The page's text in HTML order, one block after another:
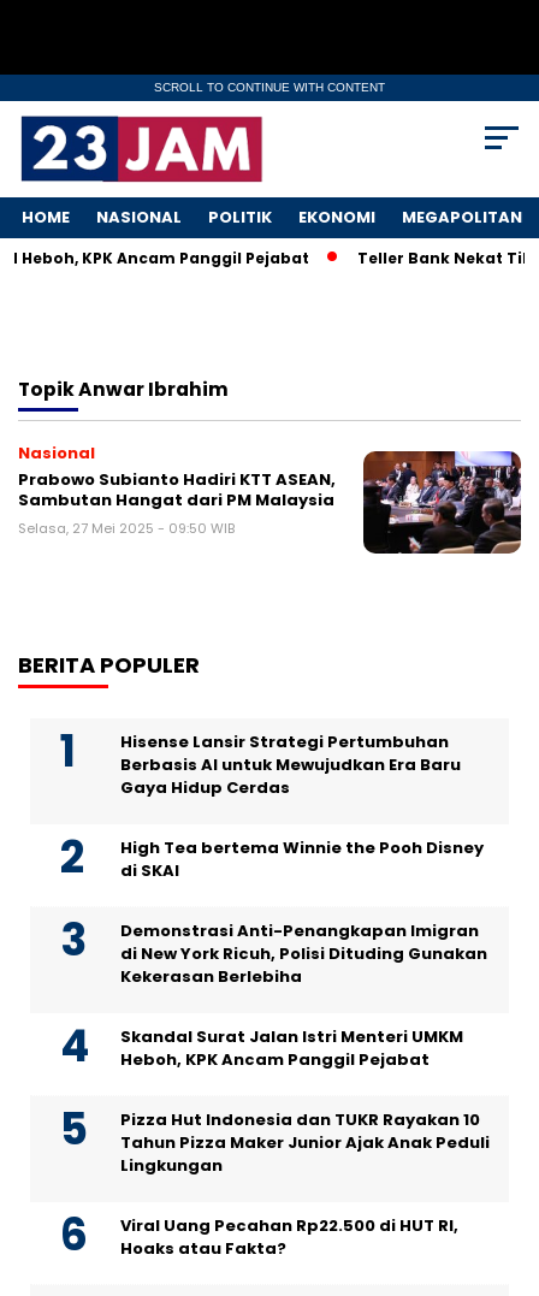
SCROLL TO CONTINUE WITH CONTENT
HOME NASIONAL POLITIK EKONOMI MEGAPOLITAN
Heboh, KPK Ancam Panggil Pejabat Teller Bank Nekat
TopikAnwar Ibrahim
Nasional
Prabowo Subianto Hadiri KTT ASEAN,
Sambutan Hangat dari PM Malaysia
Selasa, 27 Mei 2025 - 09:50 WIB
BERITA POPULER
Hisense Lansir Strategi Pertumbuhan
Berbasis AI untuk Mewujudkan Era Baru
Gaya Hidup Cerdas
High Tea bertema Winnie the Pooh Disney
di SKAI
Demonstrasi Anti-Penangkapan Imigran
di New York Ricuh, Polisi Dituding Gunakan
Kekerasan Berlebiha
Skandal Surat Jalan Istri Menteri UMKM
Heboh, KPK Ancam Panggil Pejabat
Pizza Hut Indonesia dan TUKR Rayakan 10
Tahun Pizza Maker Junior Ajak Anak Peduli
Lingkungan
Viral Uang Pecahan Rp22.500 di HUT RI,
Hoaks atau Fakta?